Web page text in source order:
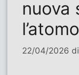
nuova
22/04/2026 di